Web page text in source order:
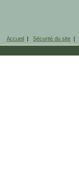
Accueil | Sécurité du site |